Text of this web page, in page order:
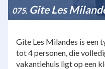
075 Gite Les
Gite Les Milandes is een
tot 4 personen, die
vakantiehuis ligt op een